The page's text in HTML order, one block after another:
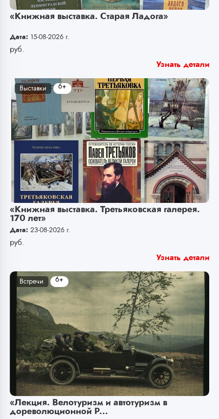
«Книжная выставка. Старая Ладога»
Дата: 15-08-2026 г.
руб.
Узнать детали
«Книжная выставка. Третьяковская галерея.
170 лет»
Дата: 23-08-2026 г.
руб.
Выставки 6+
Узнать детали
«Лекция. Велотуризм и автотуризм в
дореволюционной Р...
Встречи 6+